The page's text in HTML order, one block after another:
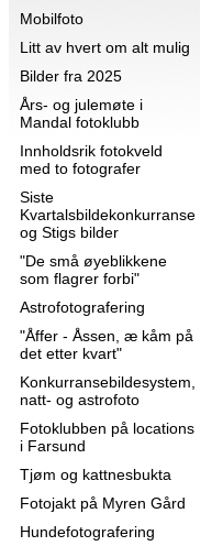
Mobilfoto
Litt av hvert om alt mulig
Bilder fra 2025
Års- og julemøte i
Mandal fotoklubb
Innholdsrik fotokveld
med to fotografer
Siste
Kvartalsbildekonkurranse
og Stigs bilder
"De små øyeblikkene
som flagrer forbi"
Astrofotografering
"Åffer - Åssen, æ kåm på
det etter kvart"
Konkurransebildesystem,
natt- og astrofoto
Fotoklubben på locations
i Farsund
Tjøm og kattnesbukta
Fotojakt på Myren Gård
Hundefotografering